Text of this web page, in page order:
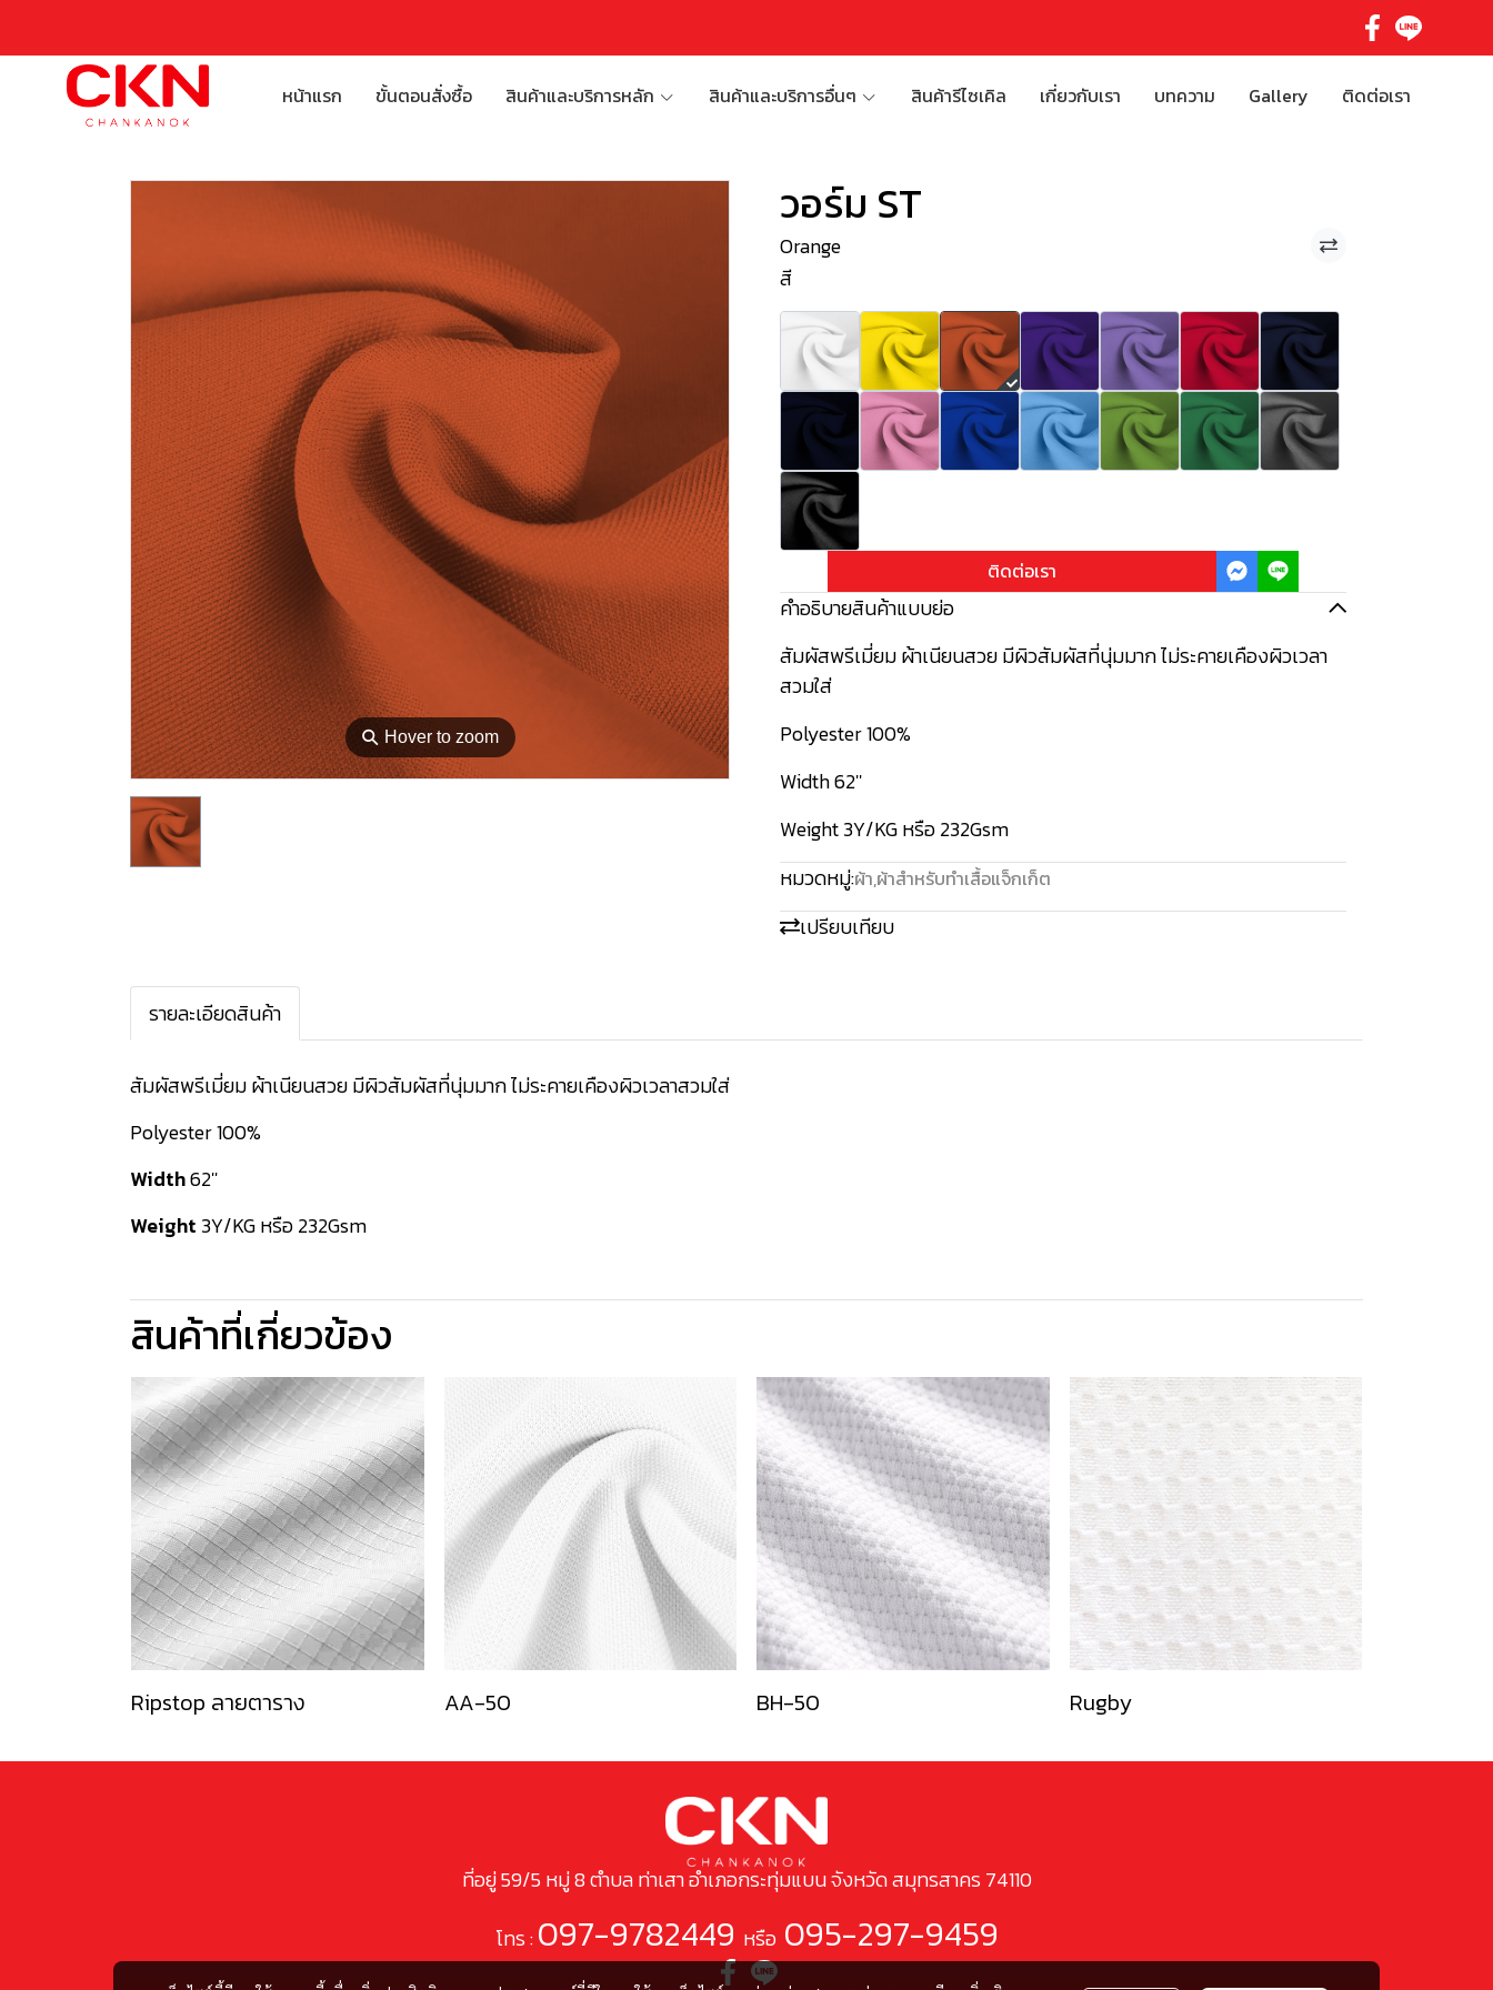
หน้าแรก ขั้นตอนสั่งซื้อ สินค้าและบริการหลัก สินค้าและบริการอื่นๆ สินค้ารีไซเคิล เกี่ยวกับเรา บทความ Gallery ติดต่อเรา
⚲ Hover to zoom
วอร์ม ST
Orange
สี
ติดต่อเรา
คำอธิบายสินค้าแบบย่อ
สัมผัสพรีเมี่ยม ผ้าเนียนสวย มีผิวสัมผัสที่นุ่มมาก ไม่ระคายเคืองผิวเวลา
สวมใส่
Polyester 100%
Width 62''
Weight 3Y/KG หรือ 232Gsm
หมวดหมู่:ผ้า,ผ้าสำหรับทำเสื้อแจ็กเก็ต
เปรียบเทียบ
รายละเอียดสินค้า
สัมผัสพรีเมี่ยม ผ้าเนียนสวย มีผิวสัมผัสที่นุ่มมาก ไม่ระคายเคืองผิวเวลาสวมใส่
Polyester 100%
Width62''
Weight 3Y/KG หรือ 232Gsm
สินค้าที่เกี่ยวข้อง
Ripstop ลายตาราง AA-50 BH-50 Rugby
ที่อยู่ 59/5 หมู่ 8 ตำบล ท่าเสา อำเภอกระทุ่มแบน จังหวัด สมุทรสาคร 74110
โทร :097-9782449 หรือ095-297-9459